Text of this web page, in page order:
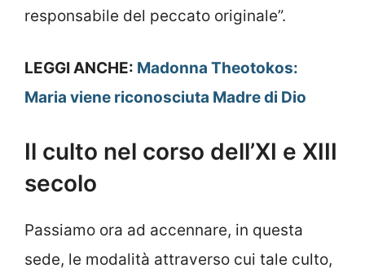
responsabile del peccato originale”.
LEGGI ANCHE: Madonna Theotokos:
Maria viene riconosciuta Madre di Dio
Il culto nel corso dell’XI e XIII
secolo
Passiamo ora ad accennare, in questa
sede, le modalità attraverso cui tale culto,